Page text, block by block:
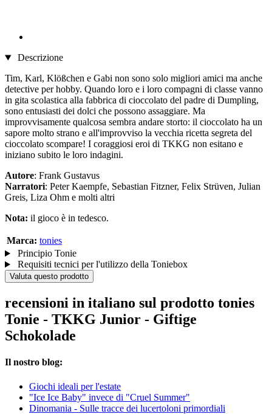
Descrizione
Tim, Karl, Klößchen e Gabi non sono solo migliori amici ma anche
detective per hobby. Quando loro e i loro compagni di classe vanno
in gita scolastica alla fabbrica di cioccolato del padre di Dumpling,
sono entusiasti dei dolci che possono assaggiare. Ma
improvvisamente qualcosa sembra andare storto: il cioccolato ha un
sapore molto strano e all'improvviso la vecchia ricetta segreta del
cioccolato scompare! I coraggiosi eroi di TKKG non esitano e
iniziano subito le loro indagini.
Autore: Frank Gustavus
Narratori: Peter Kaempfe, Sebastian Fitzner, Felix Strüven, Julian
Greis, Liza Ohm e molti altri
Nota: il gioco è in tedesco.
Marca: tonies
Principio Tonie
Requisiti tecnici per l'utilizzo della Toniebox
Valuta questo prodotto
recensioni in italiano sul prodotto tonies
Tonie - TKKG Junior - Giftige
Schokolade
Il nostro blog:
Giochi ideali per l'estate
"Ice Ice Baby" invece di "Cruel Summer"
Dinomania - Sulle tracce dei lucertoloni primordiali